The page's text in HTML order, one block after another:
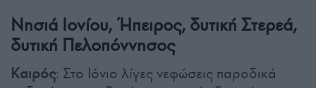
Νησιά Ιονίου, Ήπειρος, δυτική Στερεά,
δυτική Πελοπόννησος
Καιρός: Στο Ιόνιο λίγες νεφώσεις παροδικά